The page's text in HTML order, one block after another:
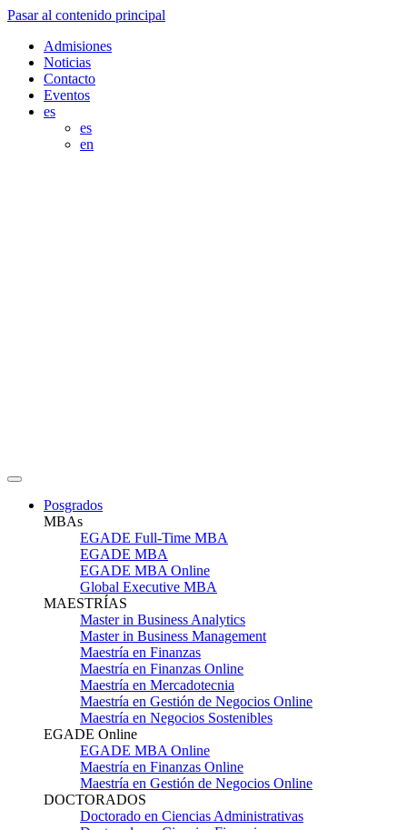
Pasar al contenido principal
Admisiones
Noticias
Contacto
Eventos
es
es
en
Posgrados
MBAs
EGADE Full-Time MBA
EGADE MBA
EGADE MBA Online
Global Executive MBA
MAESTRÍAS
Master in Business Analytics
Master in Business Management
Maestría en Finanzas
Maestría en Finanzas Online
Maestría en Mercadotecnia
Maestría en Gestión de Negocios Online
Maestría en Negocios Sostenibles
EGADE Online
EGADE MBA Online
Maestría en Finanzas Online
Maestría en Gestión de Negocios Online
DOCTORADOS
Doctorado en Ciencias Administrativas